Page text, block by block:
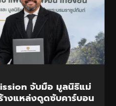
ลุยพื้นที่สำนักงานภูเก็ต
นี้ – จำหน่ายทรัพย์